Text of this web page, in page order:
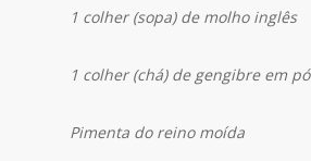
1 colher (sopa) de molho inglês
1 colher (chá) de gengibre em pó
Pimenta do reino moída